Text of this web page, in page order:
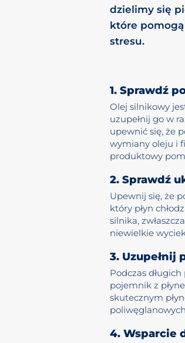
dzielimy się
które
stresu.
1. Sprawdź
Olej silnikowy
uzupełnij go w
upewnić się, że
wymiany oleju i
produktowy
2. Sprawdź
Upewnij się, że
który płyn
silnika,
niewielkie
3. Uzupełnij
Podczas
pojemnik z
skutecznym
4. Wsparcie